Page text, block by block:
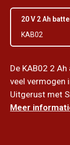
20 V 2 Ah
KAB02
De KAB02 2
veel vermogen
Uitgerust met
Meer